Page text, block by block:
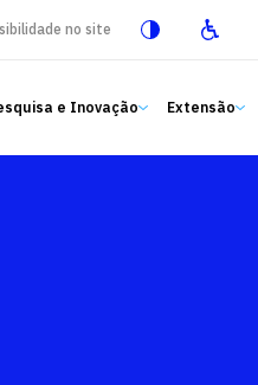
no site
e Inovação Extensão